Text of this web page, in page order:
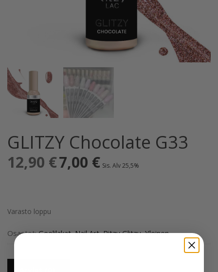
GLITZY Chocolate G33
12,90 € Alkuperäinen
hinta
7,00 €Nykyinen
hinta
Sis. Alv 25,5%
Varasto loppu
Osastot:Geelilakat,Nail Art,Ritzy Glitzy,Yleinen